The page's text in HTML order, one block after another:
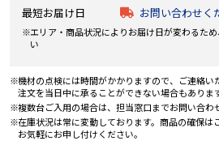
最短お届け日
お問い合わせく
エリア・商品状況によりお届け日が変わるた
い
機材の点検には時間がかかりますので、ご連絡い
注文を当日中に承ることができない場合もあります
複数台ご入用の場合は、担当窓口までお問い合わ
在庫状況は常に変動しております。商品の確保は
お気軽にお申し付けください。